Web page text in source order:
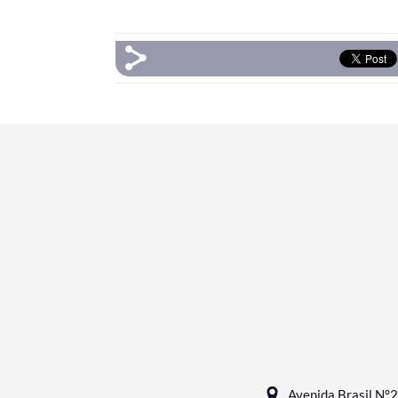
Avenida Brasil